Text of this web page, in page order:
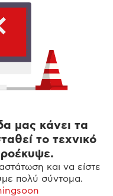
μας κάνει τα
το τεχνικό
και να είστε
πολύ σύντομα.